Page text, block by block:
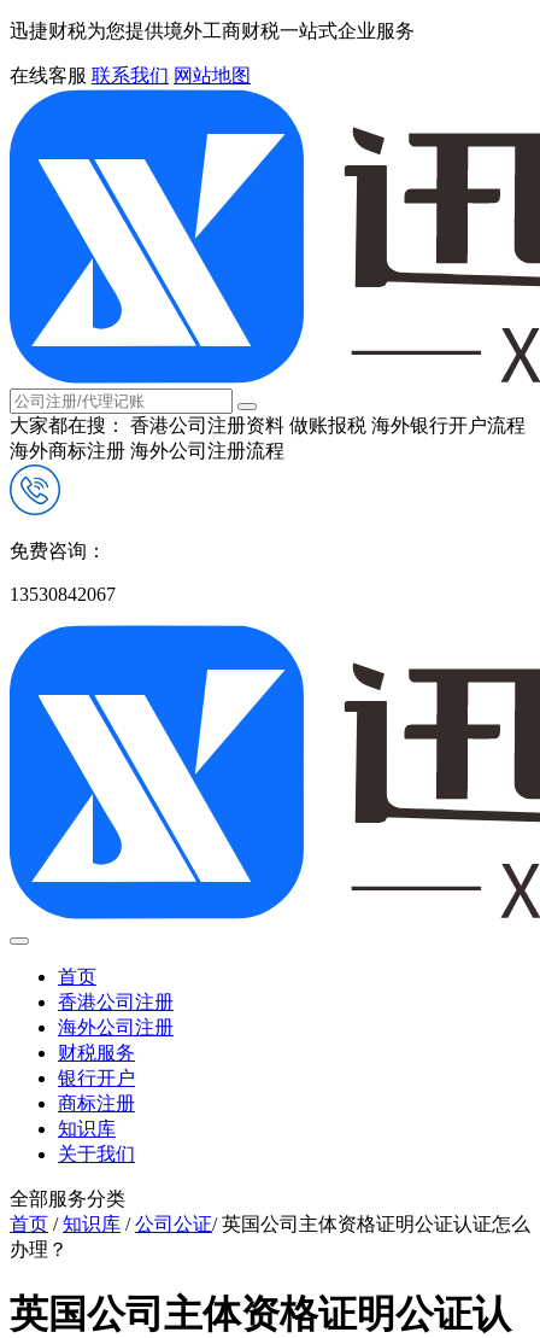
迅捷财税为您提供境外工商财税一站式企业服务
在线客服 联系我们 网站地图
大家都在搜： 香港公司注册资料 做账报税 海外银行开户流程
海外商标注册 海外公司注册流程
免费咨询：
13530842067
首页
香港公司注册
海外公司注册
财税服务
银行开户
商标注册
知识库
关于我们
全部服务分类
首页 /知识库 /公司公证/ 英国公司主体资格证明公证认证怎么
办理？
英国公司主体资格证明公证认